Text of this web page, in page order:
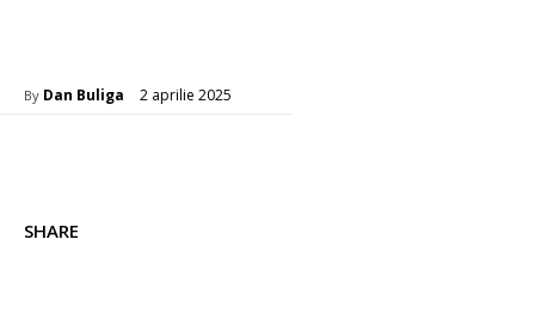
By Dan Buliga 2 aprilie 2025
SHARE